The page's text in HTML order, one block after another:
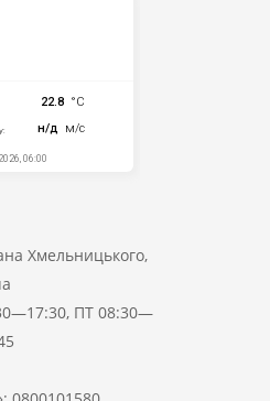
Хмельницького,
ПТ 08:30—